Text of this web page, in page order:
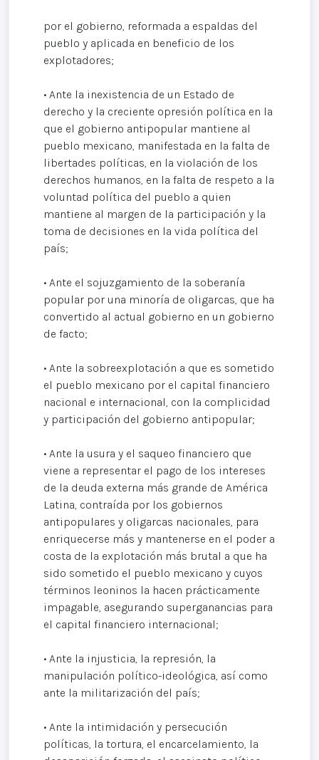
por el gobierno, reformada a espaldas del
pueblo y aplicada en beneficio de los
explotadores;
• Ante la inexistencia de un Estado de
derecho y la creciente opresión política en la
que el gobierno antipopular mantiene al
pueblo mexicano, manifestada en la falta de
libertades políticas, en la violación de los
derechos humanos, en la falta de respeto a la
voluntad política del pueblo a quien
mantiene al margen de la participación y la
toma de decisiones en la vida política del
país;
• Ante el sojuzgamiento de la soberanía
popular por una minoría de oligarcas, que ha
convertido al actual gobierno en un gobierno
de facto;
• Ante la sobreexplotación a que es sometido
el pueblo mexicano por el capital financiero
nacional e internacional, con la complicidad
y participación del gobierno antipopular;
• Ante la usura y el saqueo financiero que
viene a representar el pago de los intereses
de la deuda externa más grande de América
Latina, contraída por los gobiernos
antipopulares y oligarcas nacionales, para
enriquecerse más y mantenerse en el poder a
costa de la explotación más brutal a que ha
sido sometido el pueblo mexicano y cuyos
términos leoninos la hacen prácticamente
impagable, asegurando superganancias para
el capital financiero internacional;
• Ante la injusticia, la represión, la
manipulación político-ideológica, así como
ante la militarización del país;
• Ante la intimidación y persecución
políticas, la tortura, el encarcelamiento, la